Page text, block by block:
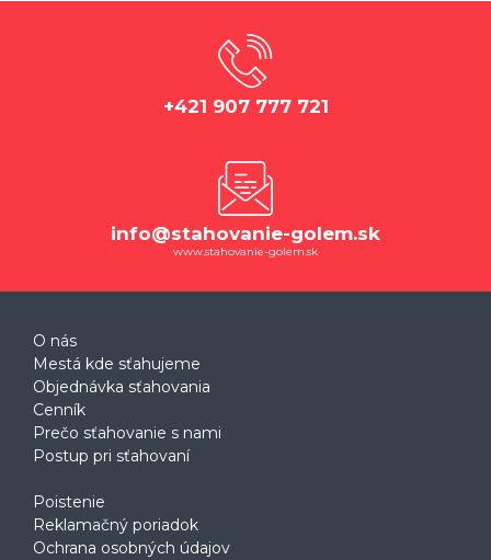
+421 907 777 721
info@stahovanie-golem.sk
www.stahovanie-golem.sk
O nás
Mestá kde sťahujeme
Objednávka sťahovania
Cenník
Prečo sťahovanie s nami
Postup pri sťahovaní
Poistenie
Reklamačný poriadok
Ochrana osobných údajov